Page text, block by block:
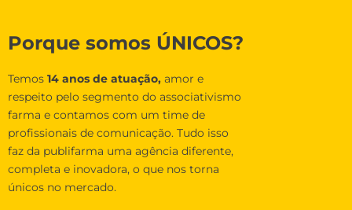
Porque somos ÚNICOS?
Temos 14 anos de atuação, amor e
respeito pelo segmento do associativismo
farma e contamos com um time de
profissionais de comunicação. Tudo isso
faz da publifarma uma agência diferente,
completa e inovadora, o que nos torna
únicos no mercado.